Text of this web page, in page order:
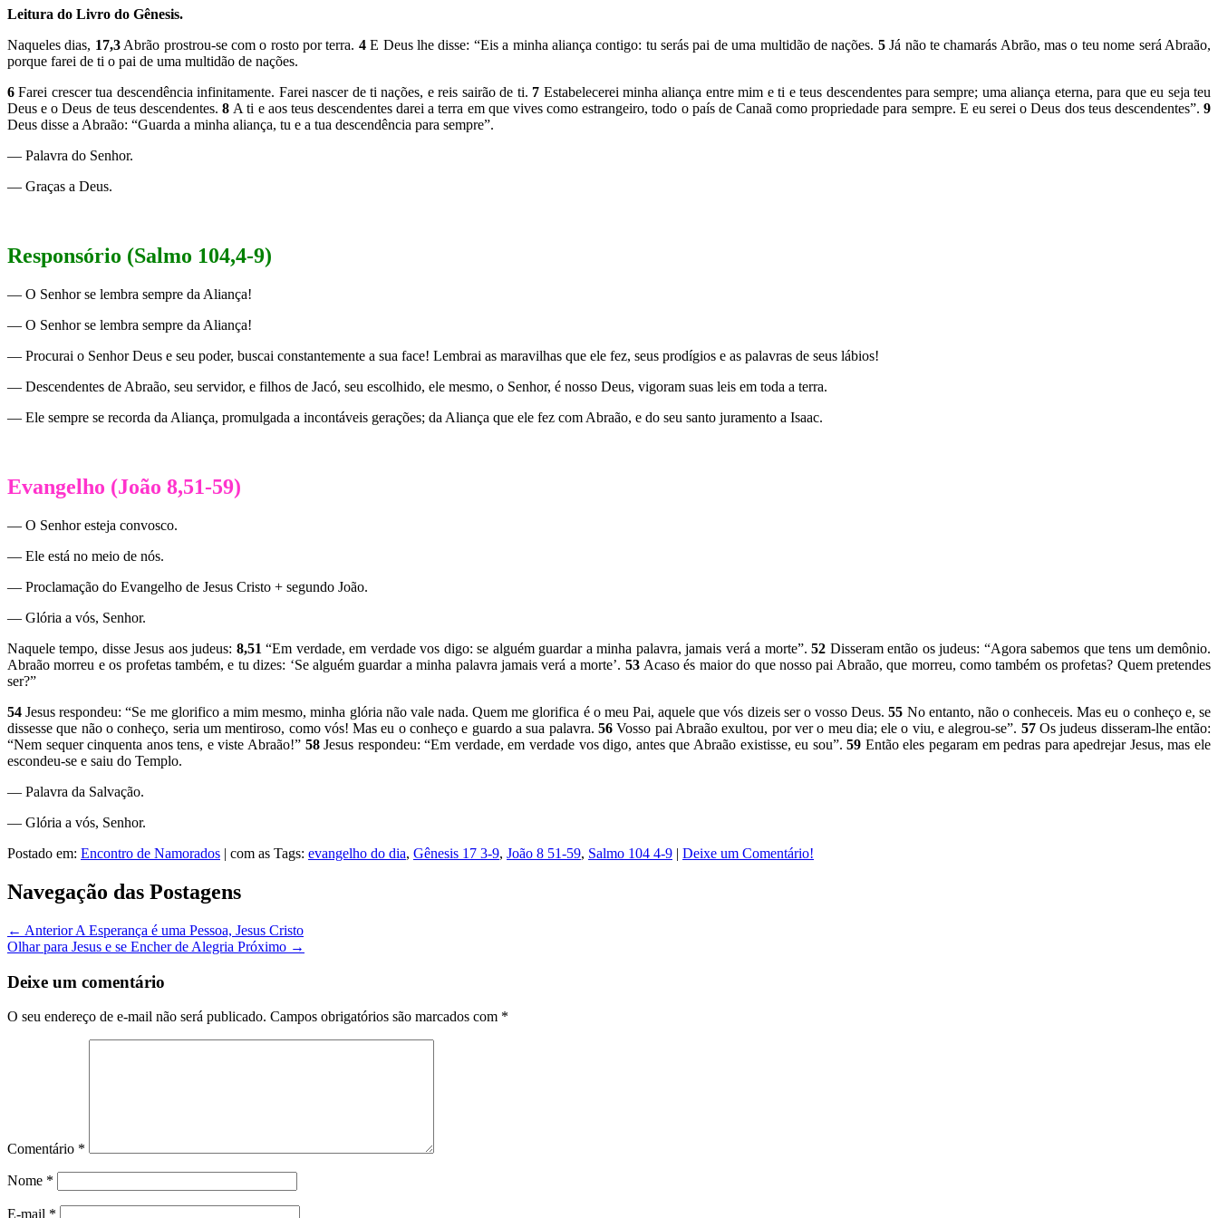
Leitura do Livro do Gênesis.
Naqueles dias, 17,3Abrão prostrou-se com o rosto por terra. 4E Deus lhe disse: “Eis a minha aliança contigo: tu serás pai de uma multidão de nações. 5Já não te chamarás Abrão, mas o teu nome será Abraão,
porque farei de ti o pai de uma multidão de nações.
6 Farei crescer tua descendência infinitamente. Farei nascer de ti nações, e reis sairão de ti. 7 Estabelecerei minha aliança entre mim e ti e teus descendentes para sempre; uma aliança eterna, para que eu seja teu
Deus e o Deus de teus descendentes.8A ti e aos teus descendentes darei a terra em que vives como estrangeiro, todo o país de Canaã como propriedade para sempre. E eu serei o Deus dos teus descendentes”.9
Deus disse a Abraão: “Guarda a minha aliança, tu e a tua descendência para sempre”.
— Palavra do Senhor.
— Graças a Deus.
Responsório (Salmo 104,4-9)
— O Senhor se lembra sempre da Aliança!
— O Senhor se lembra sempre da Aliança!
— Procurai o Senhor Deus e seu poder, buscai constantemente a sua face! Lembrai as maravilhas que ele fez, seus prodígios e as palavras de seus lábios!
— Descendentes de Abraão, seu servidor, e filhos de Jacó, seu escolhido, ele mesmo, o Senhor, é nosso Deus, vigoram suas leis em toda a terra.
— Ele sempre se recorda da Aliança, promulgada a incontáveis gerações; da Aliança que ele fez com Abraão, e do seu santo juramento a Isaac.
Evangelho (João 8,51-59)
— O Senhor esteja convosco.
— Ele está no meio de nós.
— Proclamação do Evangelho de Jesus Cristo + segundo João.
— Glória a vós, Senhor.
Naquele tempo, disse Jesus aos judeus: 8,51“Em verdade, em verdade vos digo: se alguém guardar a minha palavra, jamais verá a morte”.52 Disseram então os judeus: “Agora sabemos que tens um demônio.
Abraão morreu e os profetas também, e tu dizes: ‘Se alguém guardar a minha palavra jamais verá a morte’. 53 Acaso és maior do que nosso pai Abraão, que morreu, como também os profetas? Quem pretendes
ser?”
54Jesus respondeu: “Se me glorifico a mim mesmo, minha glória não vale nada. Quem me glorifica é o meu Pai, aquele que vós dizeis ser o vosso Deus.55 No entanto, não o conheceis. Mas eu o conheço e, se
dissesse que não o conheço, seria um mentiroso, como vós! Mas eu o conheço e guardo a sua palavra. 56Vosso pai Abraão exultou, por ver o meu dia; ele o viu, e alegrou-se”. 57Os judeus disseram-lhe então:
“Nem sequer cinquenta anos tens, e viste Abraão!” 58Jesus respondeu: “Em verdade, em verdade vos digo, antes que Abraão existisse, eu sou”.59 Então eles pegaram em pedras para apedrejar Jesus, mas ele
escondeu-se e saiu do Templo.
— Palavra da Salvação.
— Glória a vós, Senhor.
Postado em: Encontro de Namorados | com as Tags: evangelho do dia, Gênesis 17 3-9, João 8 51-59, Salmo 104 4-9 | Deixe um Comentário!
Navegação das Postagens
← AnteriorA Esperança é uma Pessoa, Jesus Cristo
Olhar para Jesus e se Encher de Alegria Próximo →
Deixe um comentário
O seu endereço de e-mail não será publicado. Campos obrigatórios são marcados com *
Comentário *
Nome *
E-mail *